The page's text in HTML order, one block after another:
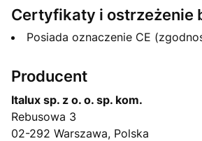
Certyfikaty i ostrzeżenie
Posiada oznaczenie CE
Producent
Italux sp. z o. o. sp. kom.
Rebusowa 3
02-292 Warszawa, Polska